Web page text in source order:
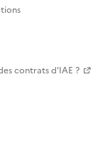
contrats d'IAE ?